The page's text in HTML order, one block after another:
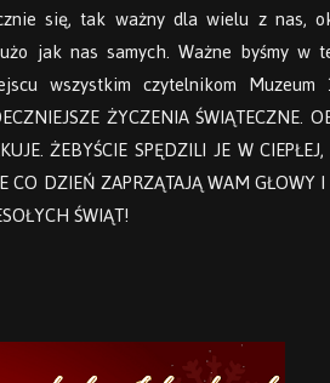
się, tak ważny dla wielu z nas,
jak nas samych. Ważne byśmy w
wszystkim czytelnikom
ŻYCZENIA ŚWIĄTECZNE.
ŻEBYŚCIE SPĘDZILI JE W
DZIEŃ ZAPRZĄTAJĄ WAM GŁOWY
ŚWIĄT!